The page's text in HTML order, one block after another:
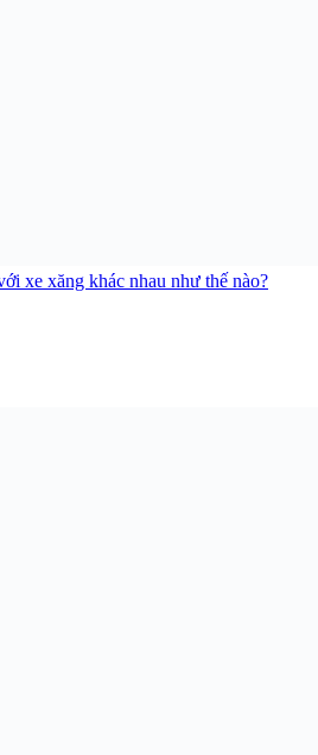
xe xăng khác nhau như thế nào?